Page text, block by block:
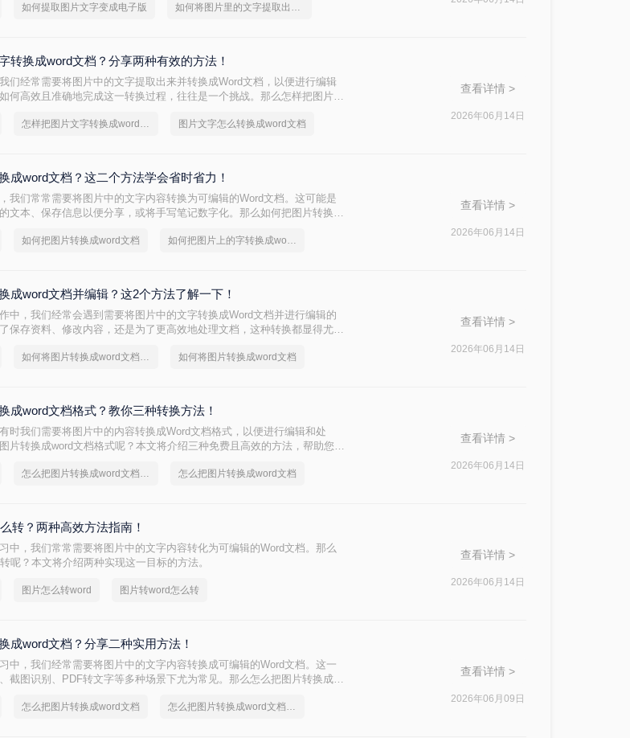
一目标。
如何提取图片文字变成电子版 如何将图片里的文字提取出来变成文档
转换成word文档？分享两种有效的方法！
们经常需要将图片中的文字提取出来并转换成Word文档，以便进行编辑
何高效且准确地完成这一转换过程，往往是一个挑战。那么怎样把图片文
怎样把图片文字转换成word文档 图片文字怎么转换成word文档
查看详情 >
2026年06月14日
成word文档？这二个方法学会省时省力！
我们常常需要将图片中的文字内容转换为可编辑的Word文档。这可能是
文本、保存信息以便分享，或将手写笔记数字化。那么如何把图片转换成
如何把图片转换成word文档 如何把图片上的字转换成word文档
查看详情 >
2026年06月14日
成word文档并编辑？这2个方法了解一下！
中，我们经常会遇到需要将图片中的文字转换成Word文档并进行编辑的
保存资料、修改内容，还是为了更高效地处理文档，这种转换都显得尤为
如何将图片转换成word文档并编辑 如何将图片转换成word文档
查看详情 >
2026年06月14日
成word文档格式？教你三种转换方法！
时我们需要将图片中的内容转换成Word文档格式，以便进行编辑和处
片转换成word文档格式呢？本文将介绍三种免费且高效的方法，帮助您轻
怎么把图片转换成word文档格式 怎么把图片转换成word文档
查看详情 >
2026年06月14日
转？两种高效方法指南！
中，我们常常需要将图片中的文字内容转化为可编辑的Word文档。那么
呢？本文将介绍两种实现这一目标的方法。
图片怎么转word 图片转word怎么转
查看详情 >
2026年06月14日
成word文档？分享二种实用方法！
中，我们经常需要将图片中的文字内容转换成可编辑的Word文档。这一
截图识别、PDF转文字等多种场景下尤为常见。那么怎么把图片转换成
怎么把图片转换成word文档 怎么把图片转换成word文档格式
查看详情 >
2026年06月09日